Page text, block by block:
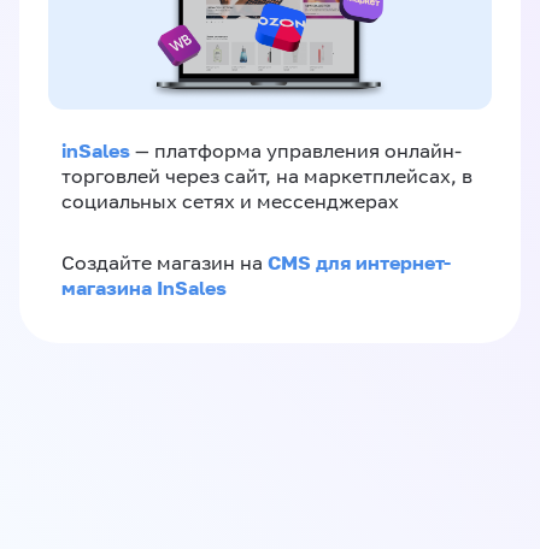
inSales — платформа управления онлайн-
торговлей через сайт, на маркетплейсах, в
социальных сетях и мессенджерах
Создайте магазин на CMS для интернет-
магазина InSales